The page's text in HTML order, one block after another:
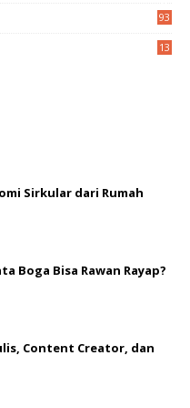
93
13
Sirkular dari Rumah
Boga Bisa Rawan Rayap?
Content Creator, dan